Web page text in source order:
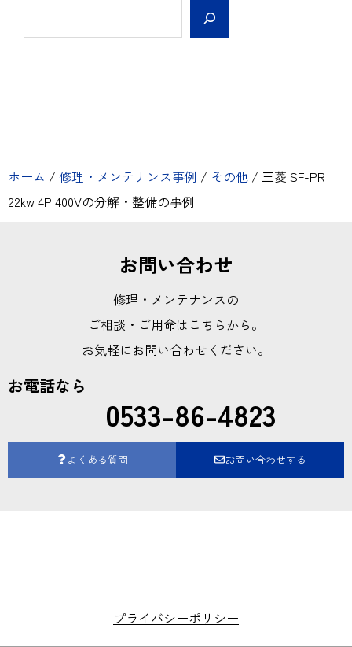
ホーム / 修理・メンテナンス事例 / その他 / 三菱 SF-PR
22kw 4P 400Vの分解・整備の事例
お問い合わせ
修理・メンテナンスの
ご相談・ご用命はこちらから。
お気軽にお問い合わせください。
お電話なら
0533-86-4823
よくある質問 お問い合わせする
プライバシーポリシー